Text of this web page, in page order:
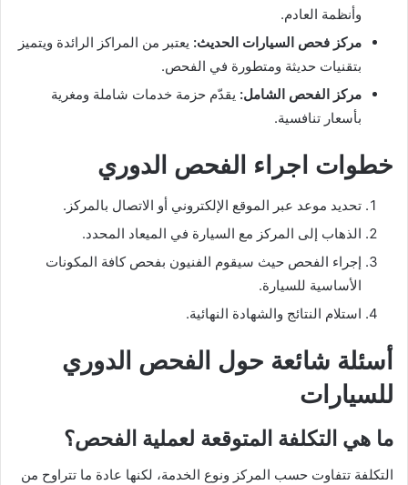
وأنظمة العادم.
مركز فحص السيارات الحديث: يعتبر من المراكز الرائدة ويتميز
بتقنيات حديثة ومتطورة في الفحص.
مركز الفحص الشامل: يقدّم حزمة خدمات شاملة ومغرية
بأسعار تنافسية.
خطوات اجراء الفحص الدوري
تحديد موعد عبر الموقع الإلكتروني أو الاتصال بالمركز.
الذهاب إلى المركز مع السيارة في الميعاد المحدد.
إجراء الفحص حيث سيقوم الفنيون بفحص كافة المكونات
الأساسية للسيارة.
استلام النتائج والشهادة النهائية.
أسئلة شائعة حول الفحص الدوري
للسيارات
ما هي التكلفة المتوقعة لعملية الفحص؟
التكلفة تتفاوت حسب المركز ونوع الخدمة، لكنها عادة ما تتراوح من